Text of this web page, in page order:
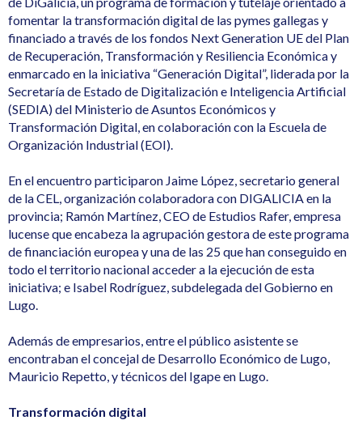
fomentar la transformación digital de las pymes gallegas y
financiado a través de los fondos Next Generation UE del Plan
de Recuperación, Transformación y Resiliencia Económica y
enmarcado en la iniciativa “Generación Digital”, liderada por la
Secretaría de Estado de Digitalización e Inteligencia Artificial
(SEDIA) del Ministerio de Asuntos Económicos y
Transformación Digital, en colaboración con la Escuela de
Organización Industrial (EOI).
En el encuentro participaron Jaime López, secretario general
de la CEL, organización colaboradora con DIGALICIA en la
provincia; Ramón Martínez, CEO de Estudios Rafer, empresa
lucense que encabeza la agrupación gestora de este programa
de financiación europea y una de las 25 que han conseguido en
todo el territorio nacional acceder a la ejecución de esta
iniciativa; e Isabel Rodríguez, subdelegada del Gobierno en
Lugo.
Además de empresarios, entre el público asistente se
encontraban el concejal de Desarrollo Económico de Lugo,
Mauricio Repetto, y técnicos del Igape en Lugo.
Transformación digital